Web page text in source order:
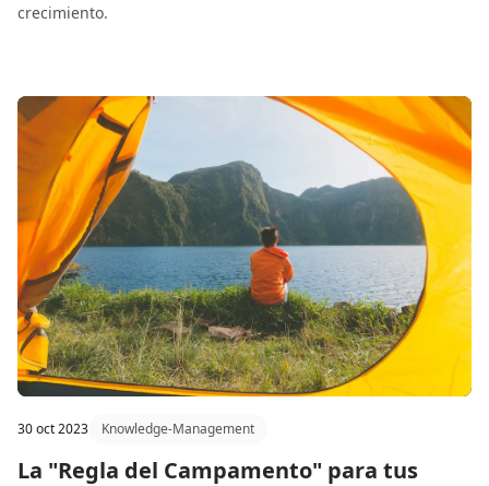
crecimiento.
30 oct 2023 Knowledge-Management
La "Regla del Campamento" para tus